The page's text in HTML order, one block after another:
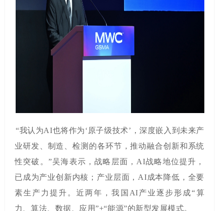
“我认为AI也将作为‘ 原子级技术’ ，深度嵌入到未来产
业研发、制造、检测的各环节，推动融合创新和系统
性突破。 ”吴海表示，战略层面， AI战略地位提升，
已成为产业创新内核；产业层面， AI成本降低，全要
素生产力提升。近两年，我国 AI产业逐步形成“算
力、算法、数据、应用”+“能源”的新型发展模式。